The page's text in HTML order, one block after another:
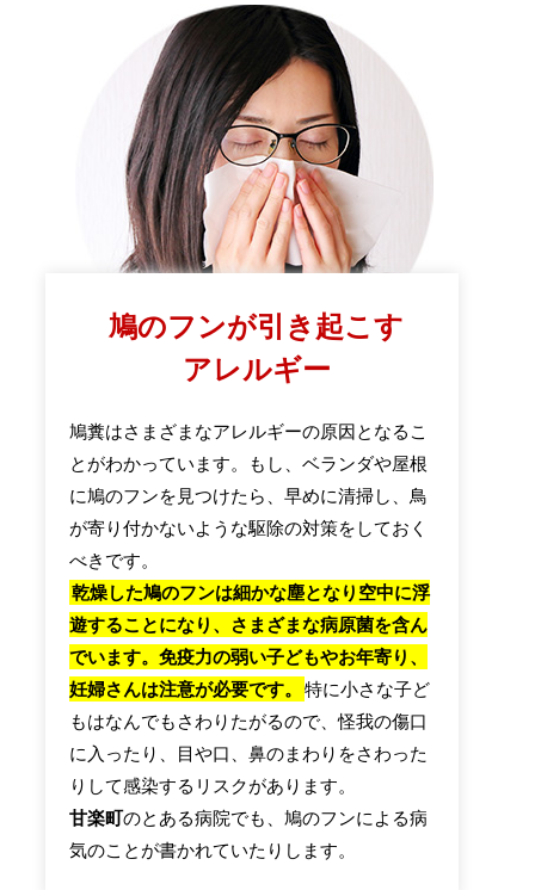
鳩のフンが引き起こす
アレルギー
鳩糞はさまざまなアレルギーの原因となるこ
とがわかっています。もし、ベランダや屋根
に鳩のフンを見つけたら、早めに清掃し、鳥
が寄り付かないような駆除の対策をしておく
べきです。
乾燥した鳩のフンは細かな塵となり空中に浮
遊することになり、さまざまな病原菌を含ん
でいます。免疫力の弱い子どもやお年寄り、
妊婦さんは注意が必要です。
特に小さな子ど
もはなんでもさわりたがるので、怪我の傷口
に入ったり、目や口、鼻のまわりをさわった
りして感染するリスクがあります。
甘楽町のとある病院でも、鳩のフンによる病
気のことが書かれていたりします。